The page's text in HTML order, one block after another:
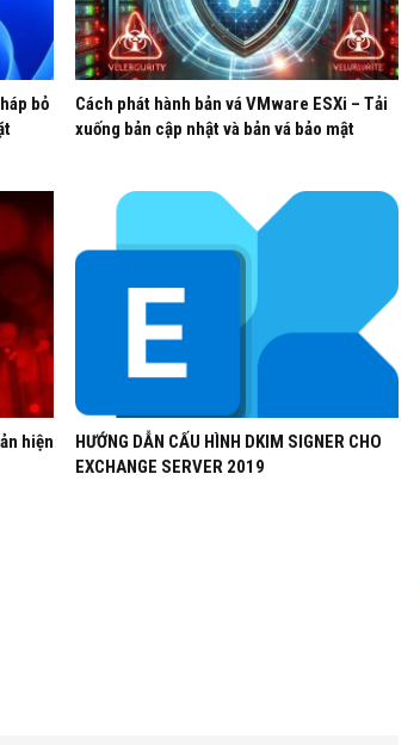
bỏ
Cách phát hành bản vá VMware ESXi – Tải
xuống bản cập nhật và bản vá bảo mật
hiện
HƯỚNG DẪN CẤU HÌNH DKIM SIGNER CHO
EXCHANGE SERVER 2019
Cisco AnyConnect Secure Mobility
Client Cisco Secure Client 5.x
Download
Phuong.Nguyen Nov 24, 2022